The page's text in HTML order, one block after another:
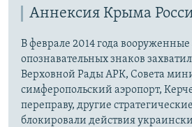
Аннексия Крыма
В феврале 2014 года
опознавательных знаков
Верховной Рады АРК, Совета
симферопольский аэропорт,
переправу, другие
блокировали действия